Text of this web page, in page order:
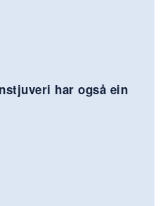
har også ein